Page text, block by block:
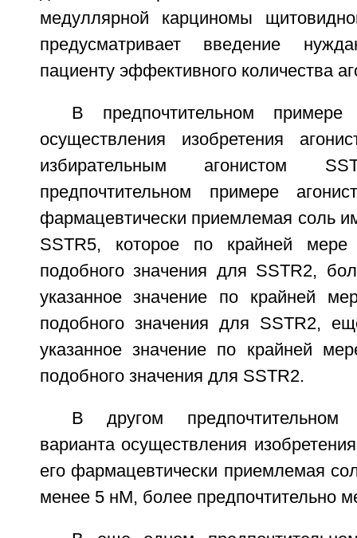
медуллярной карциномы
предусматривает введение
пациенту эффективного количества
В предпочтительном примере
осуществления изобретения
избирательным агонистом
предпочтительном примере
фармацевтически приемлемая соль
SSTR5, которое по крайней
подобного значения для SSTR2,
указанное значение по крайней
подобного значения для SSTR2,
указанное значение по крайней
подобного значения для SSTR2.
В другом предпочтительном
варианта осуществления
его фармацевтически приемлемая
менее 5 нМ, более предпочтительно